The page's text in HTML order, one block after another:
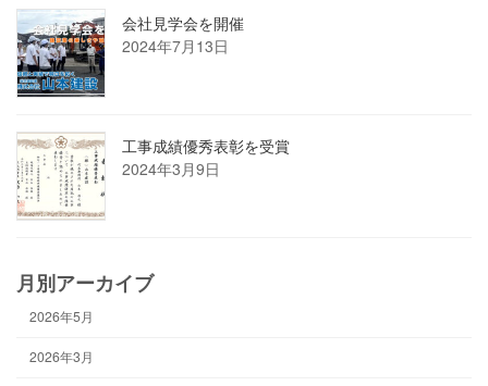
会社見学会を開催
2024年7月13日
工事成績優秀表彰を受賞
2024年3月9日
月別アーカイブ
2026年5月
2026年3月